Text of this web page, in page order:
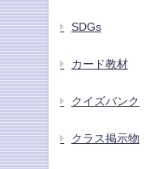
SDGs
カード教材
クイズバンク
クラス掲示物